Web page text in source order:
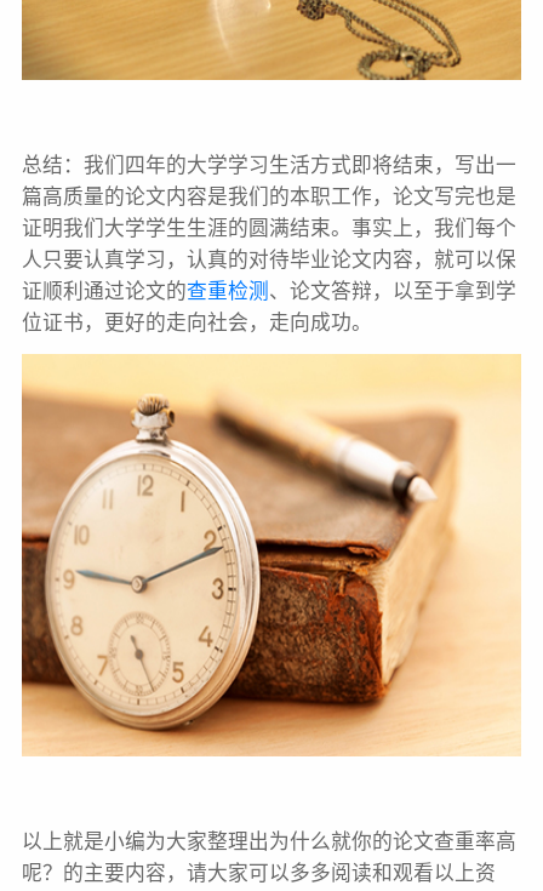
总结：我们四年的大学学习生活方式即将结束，写出一
篇高质量的论文内容是我们的本职工作，论文写完也是
证明我们大学学生生涯的圆满结束。事实上，我们每个
人只要认真学习，认真的对待毕业论文内容，就可以保
证顺利通过论文的查重检测 、论文答辩，以至于拿到学
位证书，更好的走向社会，走向成功。
以上就是小编为大家整理出为什么就你的论文查重率高
呢？的主要内容，请大家可以多多阅读和观看以上资